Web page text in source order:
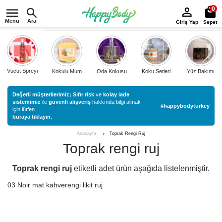
Menü Ara Giriş Yap
0
Sepet
Vücut Spreyi Kokulu Mum Oda Kokusu Koku Setleri Yüz Bakımı
Değerli müşterilerimiz; Sıfır risk ve kolay iade
sistemimiz ile güvenli alışveriş hakkında bilgi almak
için lütfen
buraya tıklayın.
#happybodyturkey
Anasayfa Toprak Rengi Ruj
Toprak rengi ruj
Toprak rengi ruj etiketli adet ürün aşağıda listelenmiştir.
03 Noir mat kahverengi likit ruj